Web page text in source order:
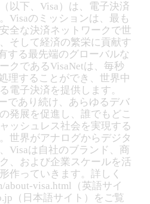
以下、Visa）は、電子決済
Visaのミッションは、最も
全な決済ネットワークで世
そして経済の繁栄に貢献す
する最先端のグローバルな
クであるVisaNetは、毎秒
理することができ、世界中
電子決済を提供します。
であり続け、あらゆるデバ
発展を促進し、誰でもどこ
ッシュレス社会を実現する
世界がアナログからデジタ
Visaは自社のブランド、商
、および企業スケールを活
作っていきます。詳しく
about-visa.html（英語サイ
（日本語サイト）をご覧